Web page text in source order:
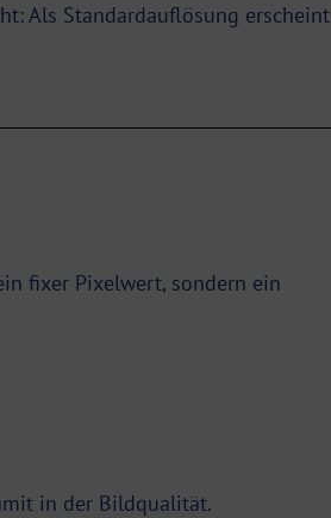
Als Standardauflösung erscheint
fixer Pixelwert, sondern ein
in der Bildqualität.